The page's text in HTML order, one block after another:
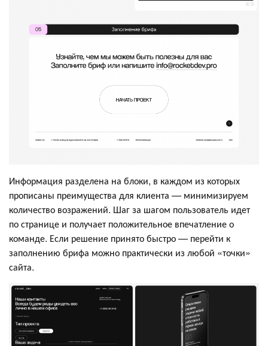
Информация разделена на блоки, в каждом из которых
прописаны преимущества для клиента — минимизируем
количество возражений. Шаг за шагом пользователь идет
по странице и получает положительное впечатление о
команде. Если решение принято быстро — перейти к
заполнению брифа можно практически из любой «точки»
сайта.